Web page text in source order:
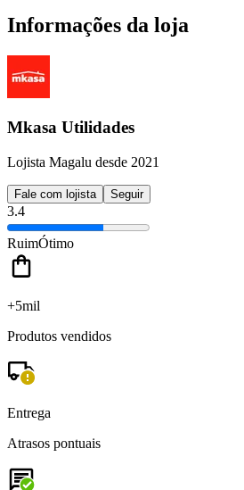
Informações da loja
Mkasa Utilidades
Lojista Magalu desde 2021
Fale com lojista Seguir
3.4
RuimÓtimo
+5mil
Produtos vendidos
Entrega
Atrasos pontuais